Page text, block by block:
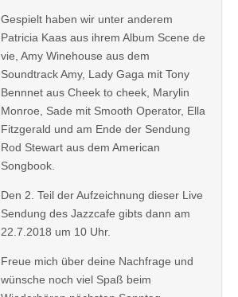
Gespielt haben wir unter anderem
Patricia Kaas aus ihrem Album Scene de
vie, Amy Winehouse aus dem
Soundtrack Amy, Lady Gaga mit Tony
Bennnet aus Cheek to cheek, Marylin
Monroe, Sade mit Smooth Operator, Ella
Fitzgerald und am Ende der Sendung
Rod Stewart aus dem American
Songbook.
Den 2. Teil der Aufzeichnung dieser Live
Sendung des Jazzcafe gibts dann am
22.7.2018 um 10 Uhr.
Freue mich über deine Nachfrage und
wünsche noch viel Spaß beim